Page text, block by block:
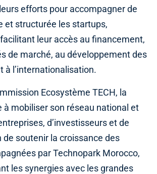
efforts pour accompagner de
et structurée les startups,
leur accès au financement,
de marché, au développement des
à l’internationalisation.
Ecosystème TECH, la
à mobiliser son réseau national et
d’investisseurs et de
de soutenir la croissance des
par Technopark Morocco,
les synergies avec les grandes